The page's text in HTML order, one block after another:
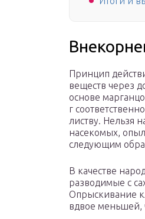
Принцип
веществ через
основе
г
листву. Нельзя
насекомых,
следующим
В качестве
разводимые с
Опрыскивание
вдвое меньшей,